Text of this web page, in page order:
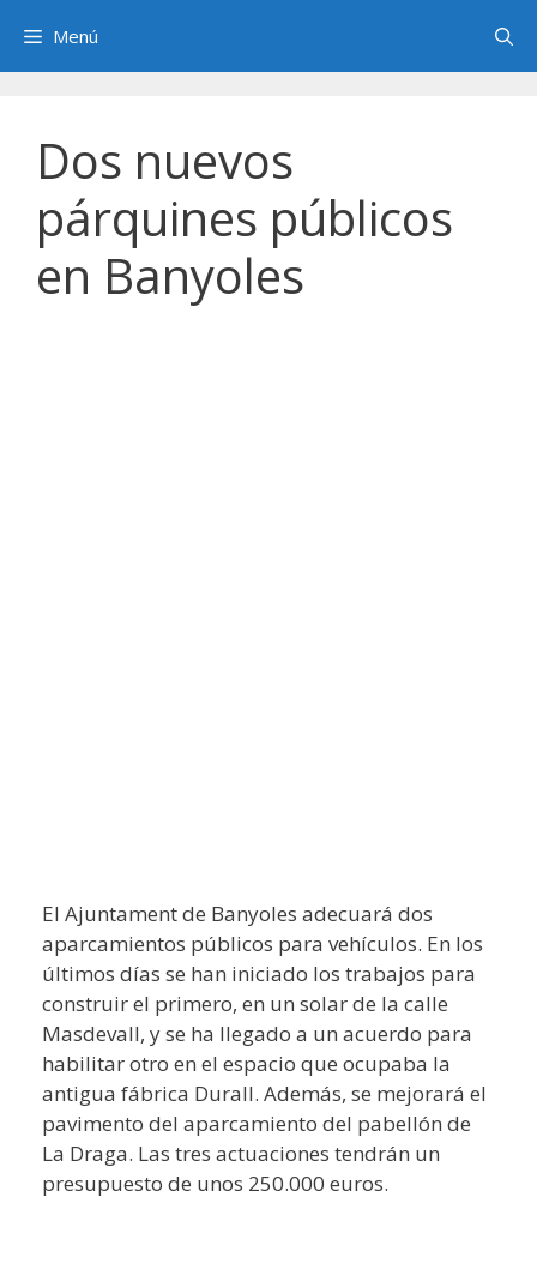
contenido
Menú
Dos nuevos
párquines públicos
en Banyoles
El Ajuntament de Banyoles adecuará dos
aparcamientos públicos para vehículos. En los
últimos días se han iniciado los trabajos para
construir el primero, en un solar de la calle
Masdevall, y se ha llegado a un acuerdo para
habilitar otro en el espacio que ocupaba la
antigua fábrica Durall. Además, se mejorará el
pavimento del aparcamiento del pabellón de
La Draga. Las tres actuaciones tendrán un
presupuesto de unos 250.000 euros.